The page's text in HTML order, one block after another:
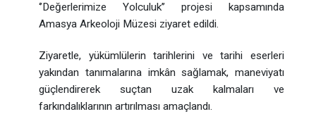
‘’Değerlerimize Yolculuk’’ projesi kapsamında
Amasya Arkeoloji Müzesi ziyaret edildi.
Ziyaretle, yükümlülerin tarihlerini ve tarihi eserleri
yakından tanımalarına imkân sağlamak, maneviyatı
güçlendirerek suçtan uzak kalmaları ve
farkındalıklarının artırılması amaçlandı.